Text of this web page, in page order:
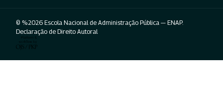
© %2026 Escola Nacional de Administração Pública — ENAP.
Declaração de Direito Autoral